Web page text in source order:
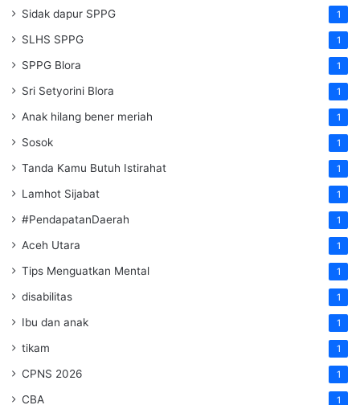
Sidak dapur SPPG 1
SLHS SPPG 1
SPPG Blora 1
Sri Setyorini Blora 1
Anak hilang bener meriah 1
Sosok 1
Tanda Kamu Butuh Istirahat 1
Lamhot Sijabat 1
#PendapatanDaerah 1
Aceh Utara 1
Tips Menguatkan Mental 1
disabilitas 1
Ibu dan anak 1
tikam 1
CPNS 2026 1
CBA 1